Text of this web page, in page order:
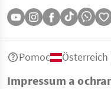
Impressum a
Pomoc Österreich